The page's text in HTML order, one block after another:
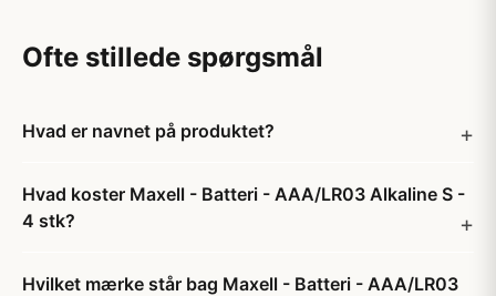
Ofte stillede spørgsmål
Hvad er navnet på produktet?
Hvad koster Maxell - Batteri - AAA/LR03 Alkaline S -
4 stk?
Hvilket mærke står bag Maxell - Batteri - AAA/LR03